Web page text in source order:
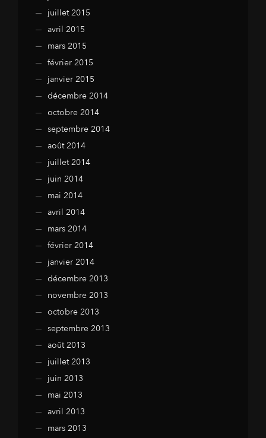
juillet 2015
avril 2015
mars 2015
février 2015
janvier 2015
décembre 2014
octobre 2014
septembre 2014
août 2014
juillet 2014
juin 2014
mai 2014
avril 2014
mars 2014
février 2014
janvier 2014
décembre 2013
novembre 2013
octobre 2013
septembre 2013
août 2013
juillet 2013
juin 2013
mai 2013
avril 2013
mars 2013